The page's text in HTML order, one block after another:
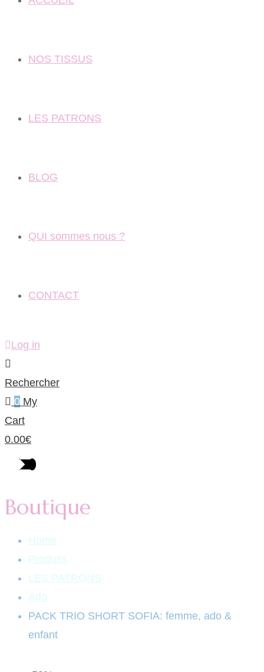
NOS TISSUS
LES PATRONS
BLOG
QUI sommes nous ?
CONTACT
Log in
Rechercher
0 My
Cart
0.00€
Boutique
Home
Produits
LES PATRONS
Ado
PACK TRIO SHORT SOFIA: femme, ado &
enfant